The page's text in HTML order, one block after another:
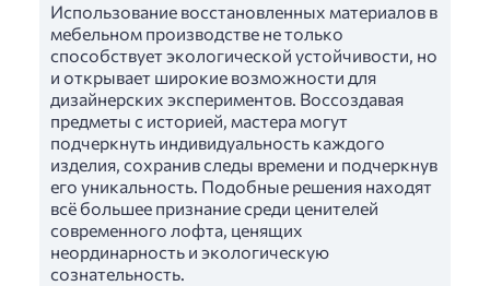
Использование восстановленных материалов в
мебельном производстве не только
способствует экологической устойчивости, но
и открывает широкие возможности для
дизайнерских экспериментов. Воссоздавая
предметы с историей, мастера могут
подчеркнуть индивидуальность каждого
изделия, сохранив следы времени и подчеркнув
его уникальность. Подобные решения находят
всё большее признание среди ценителей
современного лофта, ценящих
неординарность и экологическую
сознательность.